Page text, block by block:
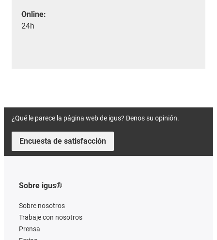
Online:
24h
¿Qué le parece la página web de igus? Denos su opinión.
Encuesta de satisfacción
Sobre igus®
Sobre nosotros
Trabaje con nosotros
Prensa